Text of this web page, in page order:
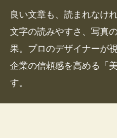
良い文章も、読まれなけ
文字の読みやすさ、写真
果。プロのデザイナーが
企業の信頼感を高める「
す。